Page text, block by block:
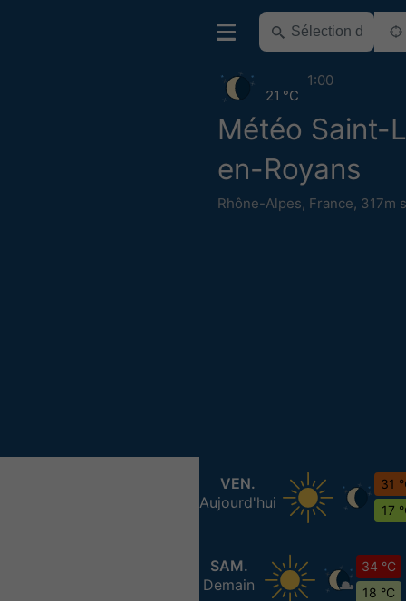
Météo Saint-
en-Royans
Rhône-Alpes, France, 317m
21 °C
1:00
VEN.
Aujourd'hui
31
17
SAM.
Demain
34 °C
18 °C